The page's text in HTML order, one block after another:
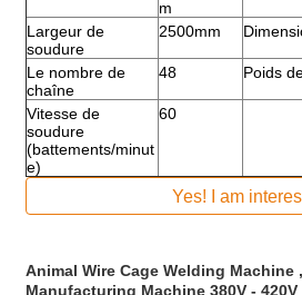
m
Largeur de
soudure
2500mm
Le nombre de
chaîne
48 Poids
Vitesse de
soudure
(battements/minut
e)
60
Yes! I am
Animal Wire Cage Welding Machine
Manufacturing Machine 380V - 420V